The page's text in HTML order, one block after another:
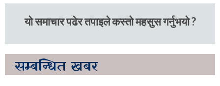
यो समाचार पढेर तपाइले कस्तो महसुस गर्नुभयो ?
सम्बन्धित खबर